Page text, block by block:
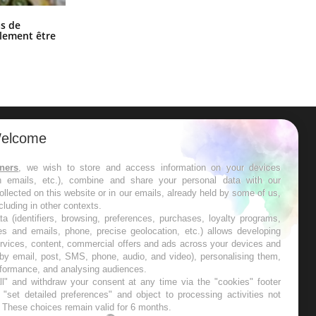
de
être
les semaines les meilleures
, we wish to store and access information on your devices
emails, etc.), combine and share your personal data with our
on this website or in our emails, already held by some of us,
in other contexts.
(identifiers, browsing, preferences, purchases, loyalty programs,
and emails, phone, precise geolocation, etc.) allows developing
content, commercial offers and ads across your devices and
email, post, SMS, phone, audio, and video), personalising them,
and analysing audiences.
and withdraw your consent at any time via the "cookies" footer
detailed preferences" and object to processing activities not
choices remain valid for 6 months.